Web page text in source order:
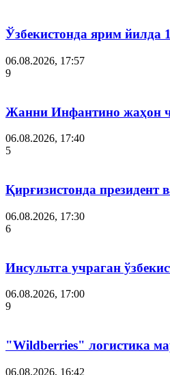
Ўзбекистонда ярим
06.08.2026, 17:57
9
Жанни Инфантино жаҳон
06.08.2026, 17:40
5
Қирғизистонда
06.08.2026, 17:30
6
Инсультга учраган
06.08.2026, 17:00
9
"Wildberries" логистика
06.08.2026, 16:42